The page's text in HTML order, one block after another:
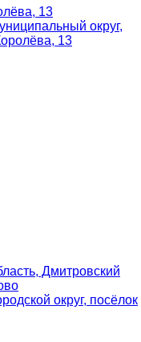
13
округ,
13
Дмитровский
округ, посёлок